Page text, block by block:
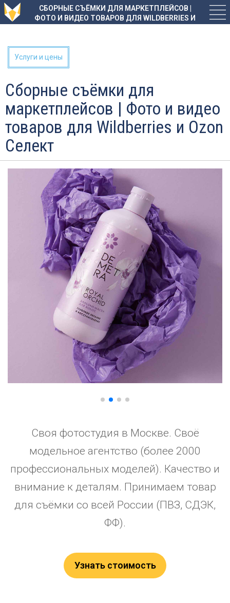
СБОРНЫЕ СЪЁМКИ ДЛЯ МАРКЕТПЛЕЙСОВ |
ФОТО И ВИДЕО ТОВАРОВ ДЛЯ WILDBERRIES И
Услуги и цены
Сборные съёмки для
маркетплейсов | Фото и видео
товаров для Wildberries и Ozon
Селект
Своя фотостудия в Москве. Своё
модельное агентство (более 2000
профессиональных моделей). Качество и
внимание к деталям. Принимаем товар
для съёмки со всей России (ПВЗ, СДЭК,
ФФ).
Узнать стоимость